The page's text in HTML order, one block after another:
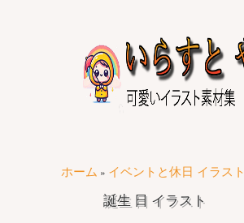
ホーム » イベントと休日 イラスト
誕生 日 イラスト